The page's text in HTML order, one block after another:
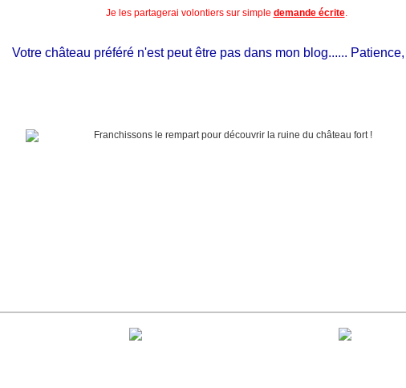
Je les partagerai volontiers sur simple demande écrite.
Votre château préféré n'est peut être pas dans mon blog...... Patience, il